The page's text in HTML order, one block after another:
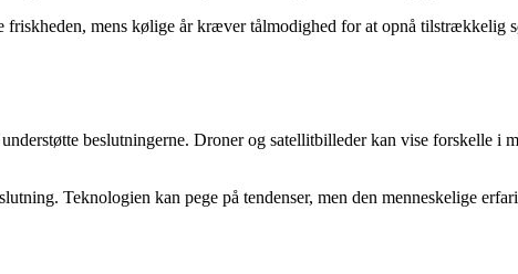
mens kølige år kræver tålmodighed for at opnå
beslutningerne. Droner og satellitbilleder kan vise forskelle i
Teknologien kan pege på tendenser, men den menneskelige